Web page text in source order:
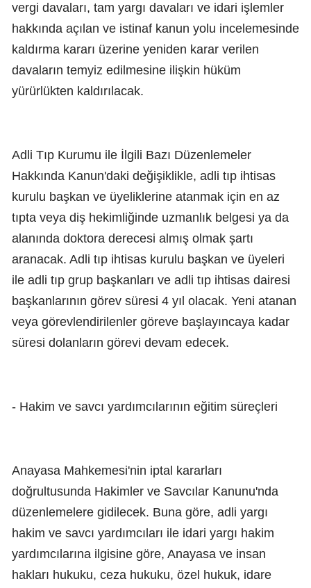
vergi davaları, tam yargı davaları ve idari işlemler
hakkında açılan ve istinaf kanun yolu incelemesinde
kaldırma kararı üzerine yeniden karar verilen
davaların temyiz edilmesine ilişkin hüküm
yürürlükten kaldırılacak.
Adli Tıp Kurumu ile İlgili Bazı Düzenlemeler
Hakkında Kanun'daki değişiklikle, adli tıp ihtisas
kurulu başkan ve üyeliklerine atanmak için en az
tıpta veya diş hekimliğinde uzmanlık belgesi ya da
alanında doktora derecesi almış olmak şartı
aranacak. Adli tıp ihtisas kurulu başkan ve üyeleri
ile adli tıp grup başkanları ve adli tıp ihtisas dairesi
başkanlarının görev süresi 4 yıl olacak. Yeni atanan
veya görevlendirilenler göreve başlayıncaya kadar
süresi dolanların görevi devam edecek.
- Hakim ve savcı yardımcılarının eğitim süreçleri
Anayasa Mahkemesi'nin iptal kararları
doğrultusunda Hakimler ve Savcılar Kanunu'nda
düzenlemelere gidilecek. Buna göre, adli yargı
hakim ve savcı yardımcıları ile idari yargı hakim
yardımcılarına ilgisine göre, Anayasa ve insan
hakları hukuku, ceza hukuku, özel hukuk, idare